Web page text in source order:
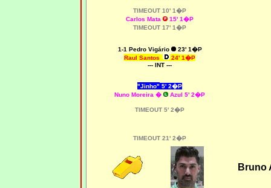
TIMEOUT 10' 1�P
Carlos Mata
15' 1�P
TIMEOUT 17' 1�P
1-1 Pedro Vigário
23' 1�P
Raul Santos
24' 1�P
--- INT ---
"Jinho" 5' 2�P
Nuno Moreira � Azul 5' 2�P
TIMEOUT 5' 2�P
TIMEOUT 21' 2�P
Bruno